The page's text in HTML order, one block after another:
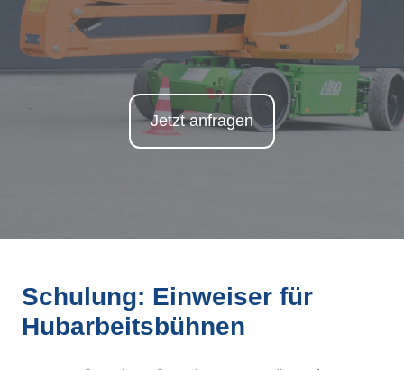
Jetzt anfragen
Schulung: Einweiser für
Hubarbeitsbühnen